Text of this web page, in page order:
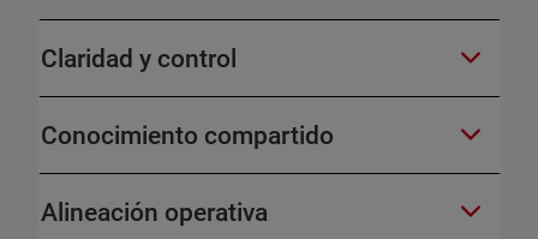
Claridad y control
Conocimiento compartido
Alineación operativa